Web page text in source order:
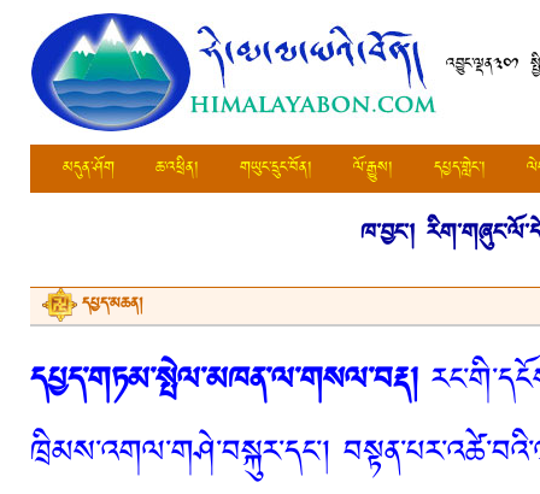
འབྱུང་ལྡན༣༠༡
མདུན་ཤོག ཆ་འཕྲིན། གཡུང་དྲུང་བོན། ལོ་རྒྱུས། དཔྱད་གླེང་།
ཁ་བྱང་།
དཔྱད་མཆན།
དཔྱད་གཏམ་སྤེལ་མཁན་ལ་གསལ་བརྡ།
ཁྲིམས་འགལ་གཤེ་བསྐུར་དང་།